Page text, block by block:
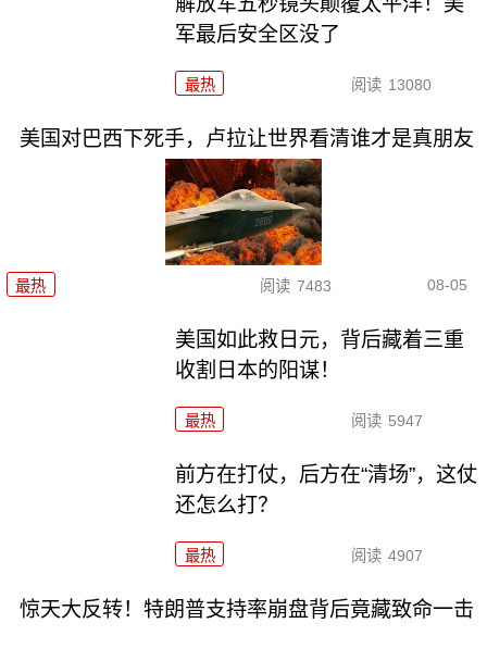
军最后安全区没了
最热 阅读 13080
美国对巴西下死手，卢拉让世界看清谁才是真朋友
最热 阅读 7483 08-05
美国如此救日元，背后藏着三重
收割日本的阳谋！
最热 阅读 5947
前方在打仗，后方在“清场”，这仗
还怎么打？
最热 阅读 4907
惊天大反转！特朗普支持率崩盘背后竟藏致命一击